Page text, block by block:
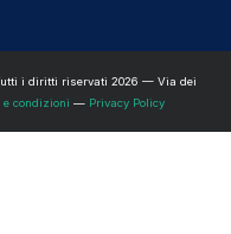
i diritti riservati 2026 — Via dei
e condizioni — Privacy Policy